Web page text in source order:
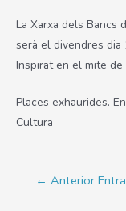
La Xarxa dels Bancs
serà el divendres dia
Inspirat en el mite
Places exhaurides.
Cultura
Navegació
← Anterior